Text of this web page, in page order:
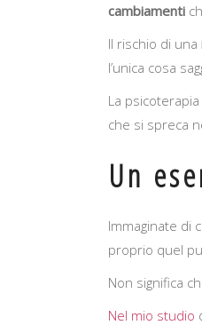
cambiamenti
Il rischio di una
l’unica cosa
La
che si spreca
Un
Immaginate di
proprio quel
Non significa
Nel mio studio